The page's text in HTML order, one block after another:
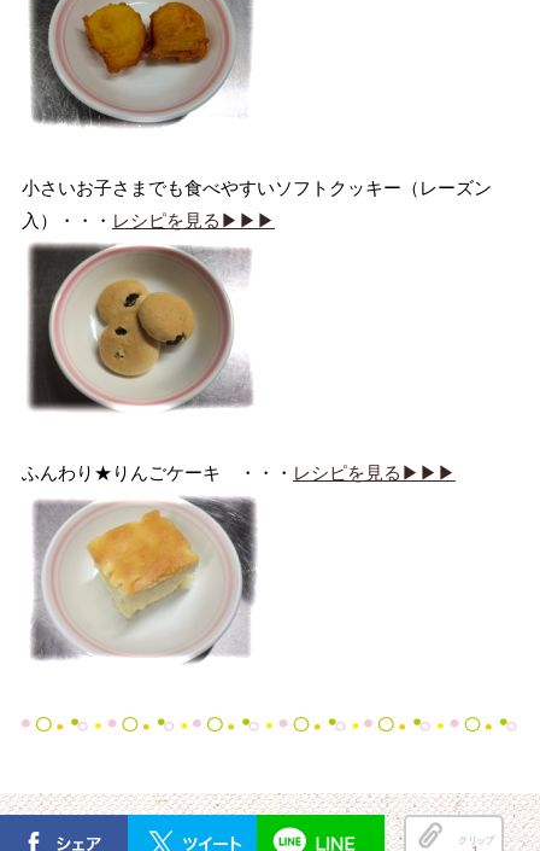
小さいお子さまでも食べやすいソフトクッキー（レーズン
入）・・・ レシピを見る▶▶▶
ふんわり★りんごケーキ ・・・ レシピを見る▶▶▶
クリップ